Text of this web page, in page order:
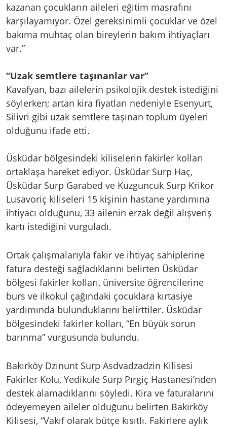
kazanan çocukların aileleri eğitim masrafını
karşılayamıyor. Özel gereksinimli çocuklar ve özel
bakıma muhtaç olan bireylerin bakım ihtiyaçları
var.”
“Uzak semtlere taşınanlar var”
Kavafyan, bazı ailelerin psikolojik destek istediğini
söylerken; artan kira fiyatları nedeniyle Esenyurt,
Silivri gibi uzak semtlere taşınan toplum üyeleri
olduğunu ifade etti.
Üsküdar bölgesindeki kiliselerin fakirler kolları
ortaklaşa hareket ediyor. Üsküdar Surp Haç,
Üsküdar Surp Garabed ve Kuzguncuk Surp Krikor
Lusavoriç kiliseleri 15 kişinin hastane yardımına
ihtiyacı olduğunu, 33 ailenin erzak değil alışveriş
kartı istediğini vurguladı.
Ortak çalışmalarıyla fakir ve ihtiyaç sahiplerine
fatura desteği sağladıklarını belirten Üsküdar
bölgesi fakirler kolları, üniversite öğrencilerine
burs ve ilkokul çağındaki çocuklara kırtasiye
yardımında bulunduklarını belirttiler. Üsküdar
bölgesindeki fakirler kolları, “En büyük sorun
barınma” vurgusunda bulundu.
Bakırköy Dzınunt Surp Asdvadzadzin Kilisesi
Fakirler Kolu, Yedikule Surp Pırgiç Hastanesi’nden
destek alamadıklarını söyledi. Kira ve faturalarını
ödeyemeyen aileler olduğunu belirten Bakırköy
Kilisesi, “Vakıf olarak bütçe kısıtlı. Fakirlere aylık